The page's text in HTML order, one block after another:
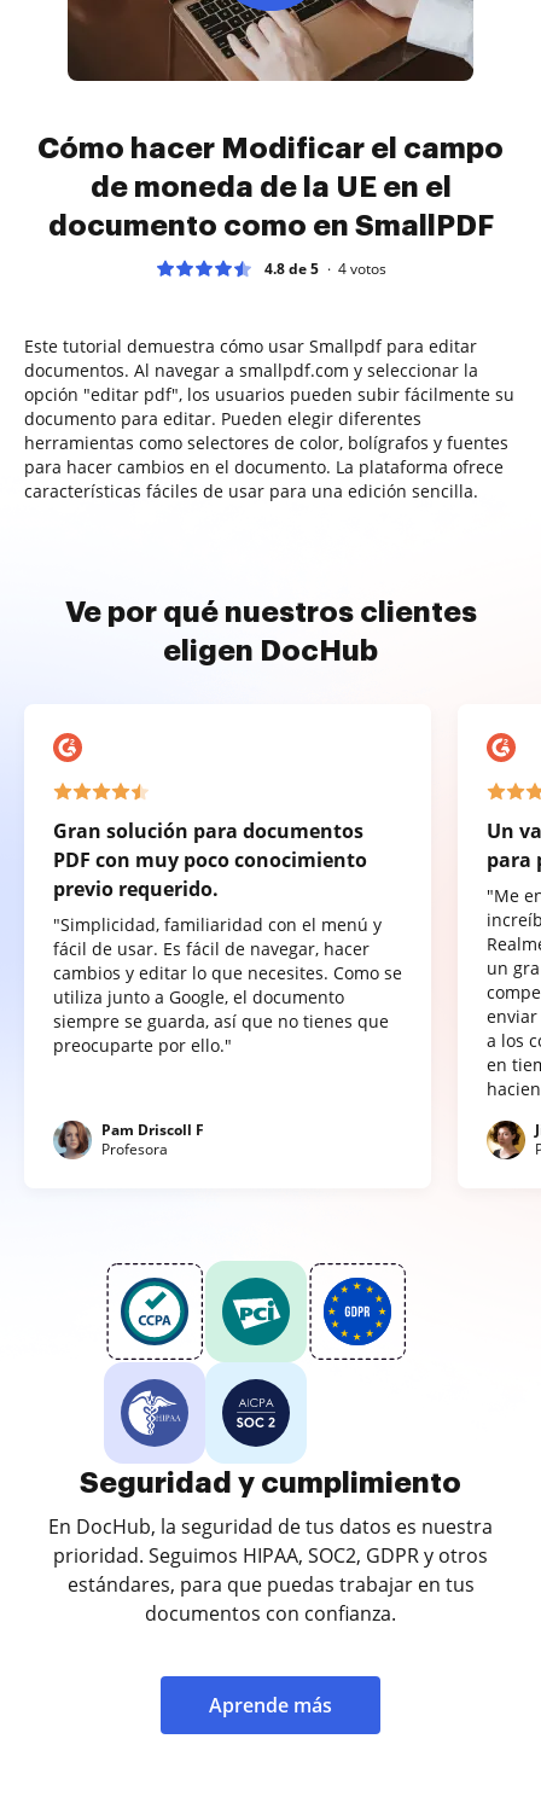
Cómo hacer Modificar el campo
de moneda de la UE en el
documento como en SmallPDF
4.8 de 5 4votos
Este tutorial demuestra cómo usar Smallpdf para editar
documentos. Al navegar a smallpdf.com y seleccionar la
opción "editar pdf", los usuarios pueden subir fácilmente su
documento para editar. Pueden elegir diferentes
herramientas como selectores de color, bolígrafos y fuentes
para hacer cambios en el documento. La plataforma ofrece
características fáciles de usar para una edición sencilla.
Ve por qué nuestros clientes
eligen DocHub
Gran solución para documentos
PDF con muy poco conocimiento
previo requerido.
"Simplicidad, familiaridad con el menú y
fácil de usar. Es fácil de navegar, hacer
cambios y editar lo que necesites. Como se
utiliza junto a Google, el documento
siempre se guarda, así que no tienes que
preocuparte por ello."
Pam Driscoll F
Profesora
Un
para
"Me
un
a los
en
Seguridad y cumplimiento
En DocHub, la seguridad de tus datos es nuestra
prioridad. Seguimos HIPAA, SOC2, GDPR y otros
estándares, para que puedas trabajar en tus
documentos con confianza.
Aprende más